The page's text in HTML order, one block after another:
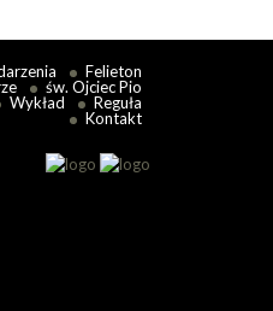
Felieton
św. Ojciec Pio
Wykład
Reguła
Kontakt